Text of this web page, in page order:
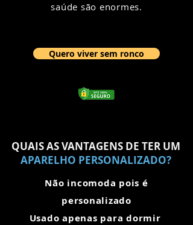
saúde são enormes.
Quero viver sem ronco
QUAIS AS VANTAGENS DE TER UM
APARELHO PERSONALIZADO?
Não incomoda pois é
personalizado
Usado apenas para dormir